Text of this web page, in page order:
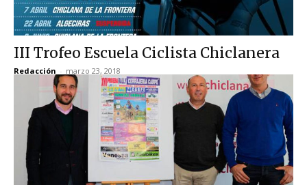
III Trofeo Escuela Ciclista Chiclanera
Redacción - marzo 23, 2018